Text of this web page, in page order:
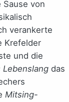
Sause von
verankerte
Krefelder
und die
Lebenslang das
Mitsing-